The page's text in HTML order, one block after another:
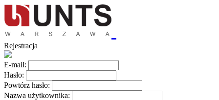
Rejestracja
E-mail:
Hasło:
Powtórz hasło:
Nazwa użytkownika: